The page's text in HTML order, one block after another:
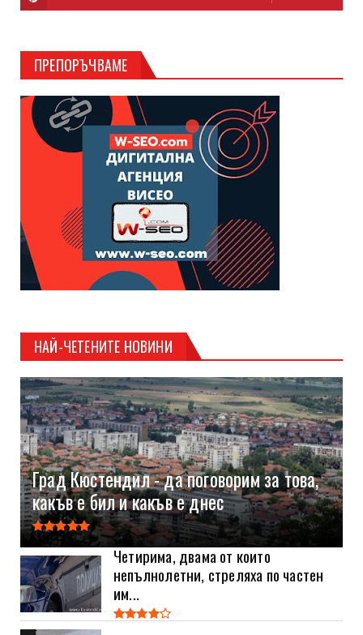
ПРЕПОРЪЧВАМЕ
НАЙ-ЧЕТЕНИТЕ НОВИНИ
Град Кюстендил - да поговорим за това,
какъв е бил и какъв е днес
Четирима, двама от които
непълнолетни, стреляха по частен
им...